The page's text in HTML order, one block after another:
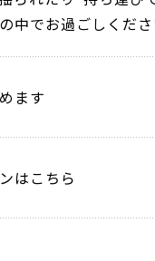
中でお過ごしくだ
ます
はこちら